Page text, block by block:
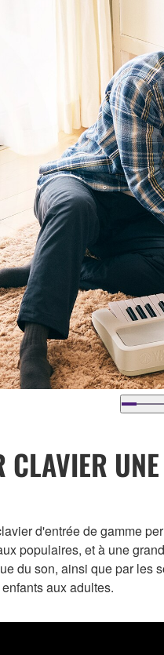
CLAVIER
d'entrée de gamme
populaires, et à une
du son, ainsi que par
aux adultes.